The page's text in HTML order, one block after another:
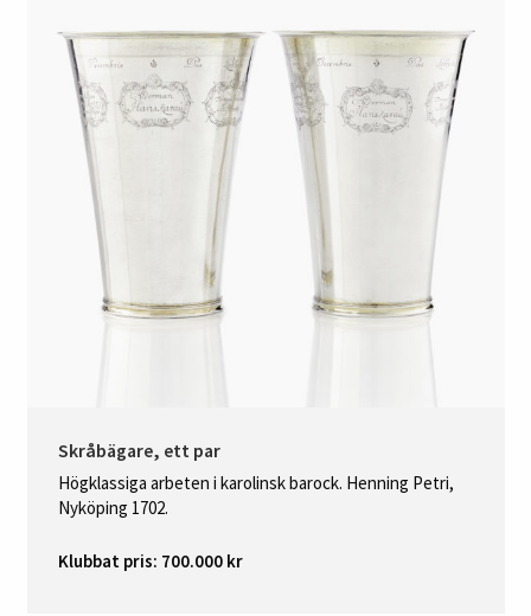
Skråbägare, ett par
Högklassiga arbeten i karolinsk barock. Henning Petri,
Nyköping 1702.
Klubbat pris: 700.000 kr